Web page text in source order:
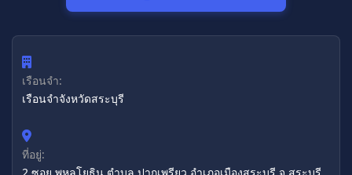
เรือนจำ:
เรือนจำจังหวัดสระบุรี
ที่อยู่: